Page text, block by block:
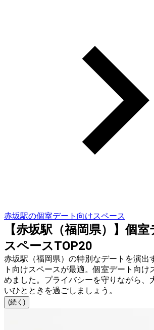
赤坂駅の個室デート向けスペース
【赤坂駅（福岡県）】個
スペースTOP20
赤坂駅（福岡県）の特別なデートを演出
ト向けスペースが最適。個室デート向け
めました。プライバシーを守りながら、
いひとときを過ごしましょう。
(続く)